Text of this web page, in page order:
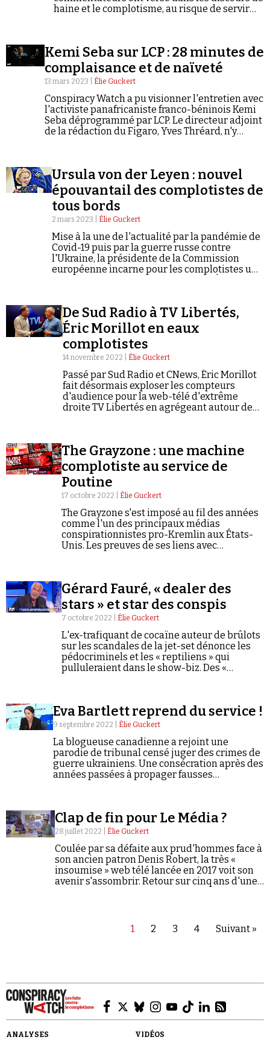
haine et le complotisme, au risque de servir
Kemi Seba sur LCP : 28 minutes de
complaisance et de naïveté
13 mars 2023 | Élie Guckert
Conspiracy Watch a pu visionner l'entretien avec
l'activiste panafricaniste franco-béninois Kemi
Seba déprogrammé par LCP. Le directeur adjoint
de la rédaction du Figaro, Yves Thréard, n'y
Afrique.
Ursula von der Leyen : nouvel
épouvantail des complotistes de
tous bords
2 mars 2023 | Élie Guckert
Mise à la une de l'actualité par la pandémie de
Covid-19 puis par la guerre russe contre
l'Ukraine, la présidente de la Commission
européenne incarne pour les complotistes un
De Sud Radio à TV Libertés,
Éric Morillot en eaux
complotistes
14 novembre 2022 | Élie Guckert
Passé par Sud Radio et CNews, Éric Morillot
fait désormais exploser les compteurs
d'audience pour la web-télé d'extrême
droite TV Libertés en agrégeant autour de
The Grayzone : une machine
complotiste au service de
Poutine
17 octobre 2022 | Élie Guckert
The Grayzone s'est imposé au fil des années
comme l'un des principaux médias
conspirationnistes pro-Kremlin aux États-
Unis. Les preuves de ses liens avec
Gérard Fauré, « dealer des
stars » et star des conspis
7 octobre 2022 | Élie Guckert
L'ex-trafiquant de cocaïne auteur de brûlots
sur les scandales de la jet-set dénonce les
pédocriminels et les « reptiliens » qui
pulluleraient dans le show-biz. Des «
Eva Bartlett reprend du service !
9 septembre 2022 | Élie Guckert
La blogueuse canadienne a rejoint une
parodie de tribunal censé juger des crimes de
guerre ukrainiens. Une consécration après des
années passées à propager fausses
Clap de fin pour Le Média ?
28 juillet 2022 | Élie Guckert
Coulée par sa défaite aux prud'hommes face à
son ancien patron Denis Robert, la très «
insoumise » web télé lancée en 2017 voit son
avenir s'assombrir. Retour sur cinq ans d'une
1 2 3 4 Suivant »
ANALYSES VIDÉOS